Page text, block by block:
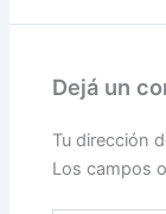
Dejá un
Tu dirección
Los campos